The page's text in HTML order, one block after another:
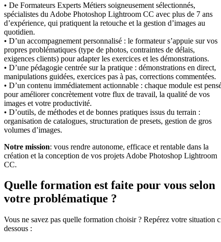
• De Formateurs Experts Métiers soigneusement sélectionnés,
spécialistes du Adobe Photoshop Lightroom CC avec plus de 7 ans
d’expérience, qui pratiquent la retouche et la gestion d’images au
quotidien.
• D’un accompagnement personnalisé : le formateur s’appuie sur vos
propres problématiques (type de photos, contraintes de délais,
exigences clients) pour adapter les exercices et les démonstrations.
• D’une pédagogie centrée sur la pratique : démonstrations en direct,
manipulations guidées, exercices pas à pas, corrections commentées.
• D’un contenu immédiatement actionnable : chaque module est
pour améliorer concrètement votre flux de travail, la qualité de vos
images et votre productivité.
• D’outils, de méthodes et de bonnes pratiques issus du terrain :
organisation de catalogues, structuration de presets, gestion de gros
volumes d’images.
Notre mission: vous rendre autonome, efficace et rentable dans la
création et la conception de vos projets Adobe Photoshop Lightroom
CC.
Quelle formation est faite pour vous selon
votre problématique ?
Vous ne savez pas quelle formation choisir ? Repérez votre situation
dessous :